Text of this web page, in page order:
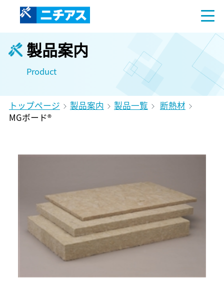
製品案内
Product
トップページ 製品案内 製品一覧
断熱材
MGボード®